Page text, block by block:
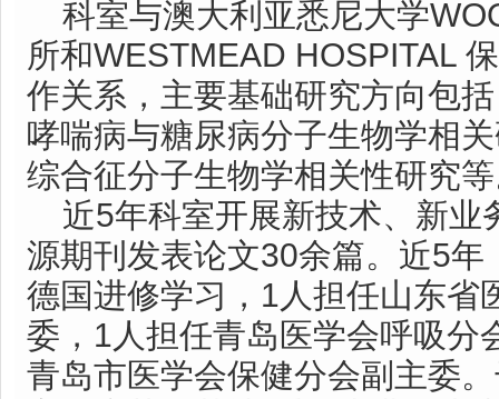
科室与澳大利亚悉尼大学
所和WESTMEAD HOSPITAL
作关系，主要基础研究方向包
哮喘病与糖尿病分子生物学相
综合征分子生物学相关性研究
近5年科室开展新技术、新业
源期刊发表论文30余篇。近5年
德国进修学习，1人担任山东省
委，1人担任青岛医学会呼吸分
青岛市医学会保健分会副主委